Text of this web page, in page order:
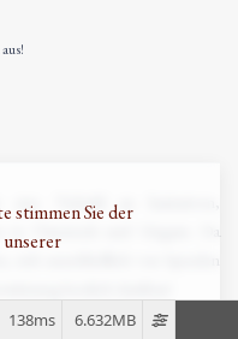
stimmen Sie der
Vielzahl an karitativen,
in Österreich und Ungarn. Da
sich ausschließlich von Spenden
herzlich dankbar!
6.632MB
138ms